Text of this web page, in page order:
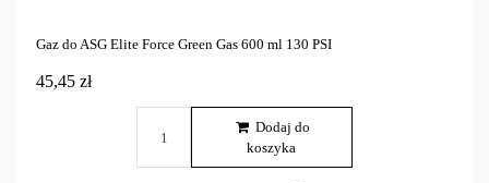
Gaz do ASG Elite Force Green Gas 600 ml 130 PSI
45,45 zł
Dodaj do
koszyka